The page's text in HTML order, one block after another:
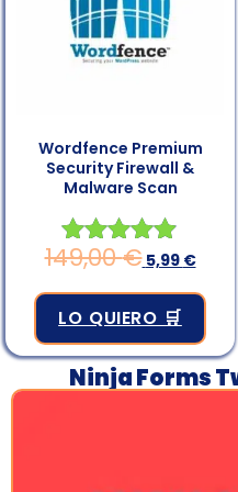
Wordfence Premium
Security Firewall &
Malware Scan
Valorado en
149,00€ 5,99 €
LO QUIERO 🛒
Ninja Forms